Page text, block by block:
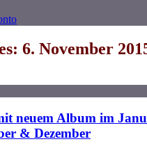
6. November
neuem Album im
& Dezember